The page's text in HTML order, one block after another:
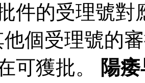
件的受理號對
他個受理號的
可獲批。
陽